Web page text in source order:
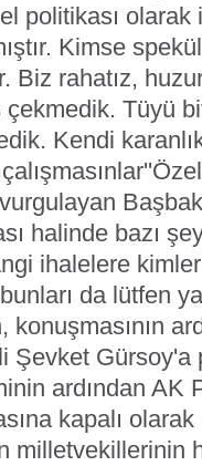
politikası
Kimse
Biz rahatız,
Tüyü
Kendi
halinde bazı
ihalelere
da lütfen
Şevket Gürsoy'a
ardından AK
kapalı
milletvekillerinin